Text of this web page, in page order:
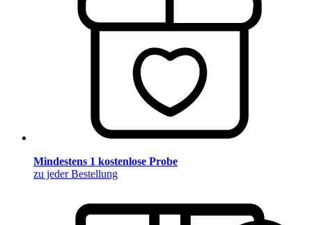
Mindestens 1 kostenlose Probe
zu jeder Bestellung